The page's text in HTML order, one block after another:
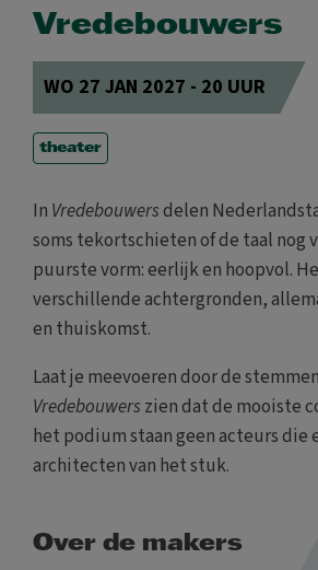
Vredebouwers
WO 27 JAN 2027 - 20 UUR
theater
In Vredebouwersdelen
soms tekortschieten of de taal nog
puurste vorm: eerlijk en hoopvol.
verschillende achtergronden,
en thuiskomst.
Laat je meevoeren door de
Vredebouwers zien dat de mooiste
het podium staan geen acteurs die
architecten van het stuk.
Over de makers